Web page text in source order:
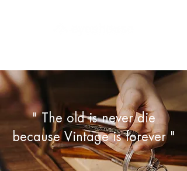
" The old is never die
because Vintage is forever "